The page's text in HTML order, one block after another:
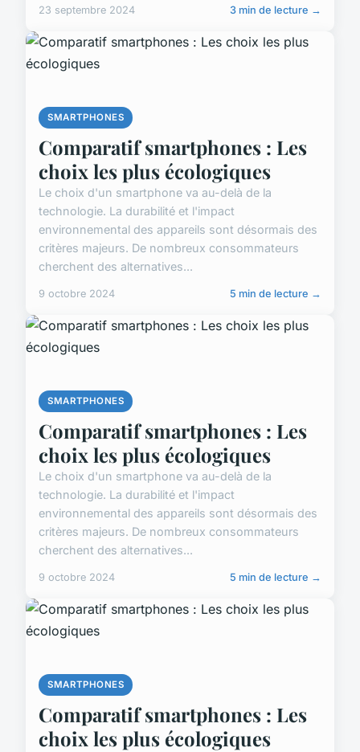
23 septembre 2024 3 min de lecture →
SMARTPHONES
Comparatif smartphones : Les
choix les plus écologiques
Le choix d'un smartphone va au-delà de la
technologie. La durabilité et l'impact
environnemental des appareils sont désormais des
critères majeurs. De nombreux consommateurs
cherchent des alternatives...
9 octobre 2024 5 min de lecture →
SMARTPHONES
Comparatif smartphones : Les
choix les plus écologiques
Le choix d'un smartphone va au-delà de la
technologie. La durabilité et l'impact
environnemental des appareils sont désormais des
critères majeurs. De nombreux consommateurs
cherchent des alternatives...
9 octobre 2024 5 min de lecture →
SMARTPHONES
Comparatif smartphones : Les
choix les plus écologiques